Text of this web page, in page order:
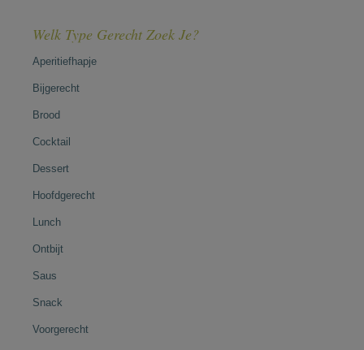
Welk Type Gerecht Zoek Je?
Aperitiefhapje
Bijgerecht
Brood
Cocktail
Dessert
Hoofdgerecht
Lunch
Ontbijt
Saus
Snack
Voorgerecht